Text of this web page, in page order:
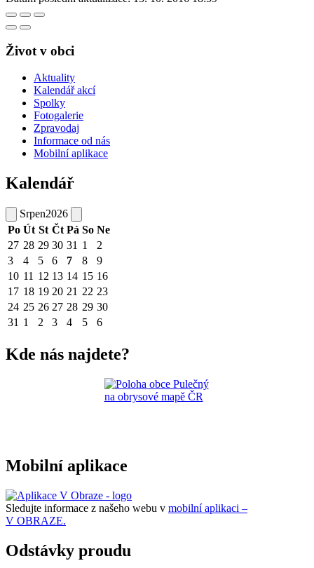
Život v obci
Aktuality
Kalendář akcí
Spolky
Fotogalerie
Zpravodaj
Informace od nás
Mobilní aplikace
Kalendář
Srpen2026
Po Út St Čt Pá So Ne
27 28 29 30 31 1
2
3
4 5 6 7 8
9
10 11 12 13 14 15 16
17 18 19 20 21 22 23
24 25 26 27 28 29 30
31 1 2 3 4 5 6
Kde nás najdete?
Mobilní aplikace
Sledujte informace z našeho webu v mobilní aplikaci –
V OBRAZE.
Odstávky proudu